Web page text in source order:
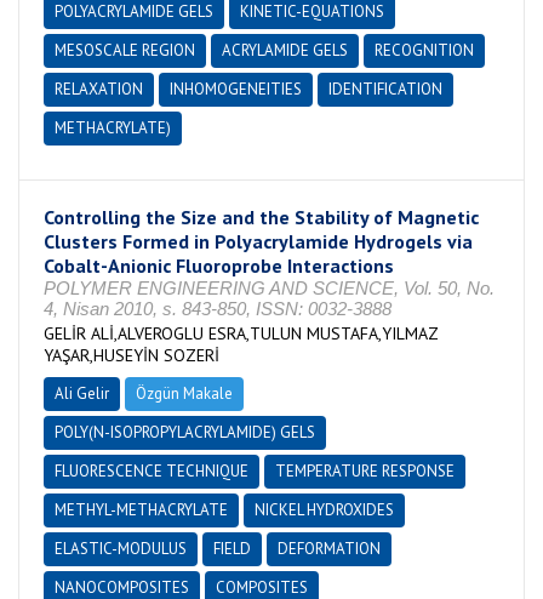
POLYACRYLAMIDE GELS
KINETIC-EQUATIONS
MESOSCALE REGION
ACRYLAMIDE GELS
RECOGNITION
RELAXATION
INHOMOGENEITIES
IDENTIFICATION
METHACRYLATE)
Controlling the Size and the Stability of Magnetic
Clusters Formed in Polyacrylamide Hydrogels via
Cobalt-Anionic Fluoroprobe Interactions
POLYMER ENGINEERING AND SCIENCE, Vol. 50, No.
4, Nisan 2010, s. 843-850, ISSN: 0032-3888
GELİR ALİ,ALVEROGLU ESRA,TULUN MUSTAFA,YILMAZ
YAŞAR,HUSEYİN SOZERİ
Ali Gelir
Özgün Makale
POLY(N-ISOPROPYLACRYLAMIDE) GELS
FLUORESCENCE TECHNIQUE
TEMPERATURE RESPONSE
METHYL-METHACRYLATE
NICKEL HYDROXIDES
ELASTIC-MODULUS
FIELD
DEFORMATION
NANOCOMPOSITES
COMPOSITES